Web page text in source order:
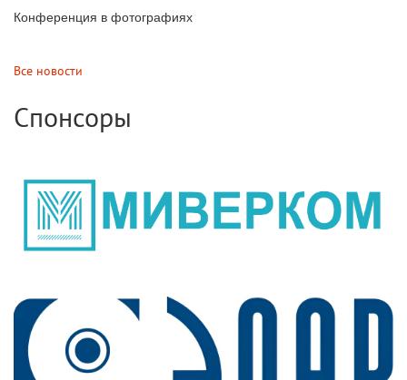
Конференция в фотографиях
Все новости
Спонсоры